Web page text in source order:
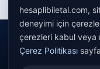
hesaplibiletal.com,
deneyimi için
çerezleri kabul veya
Çerez Politikası